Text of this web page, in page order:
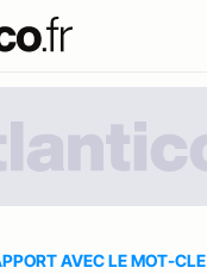
AVEC LE MOT-CLE